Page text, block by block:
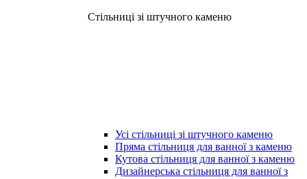
Стільниці зі штучного каменю
Усі стільниці зі штучного каменю
Пряма стільниця для ванної з каменю
Кутова стільниця для ванної з каменю
Дизайнерська стільниця для ванної з